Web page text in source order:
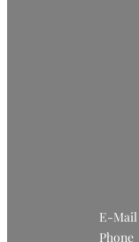
E-Mail
Phone